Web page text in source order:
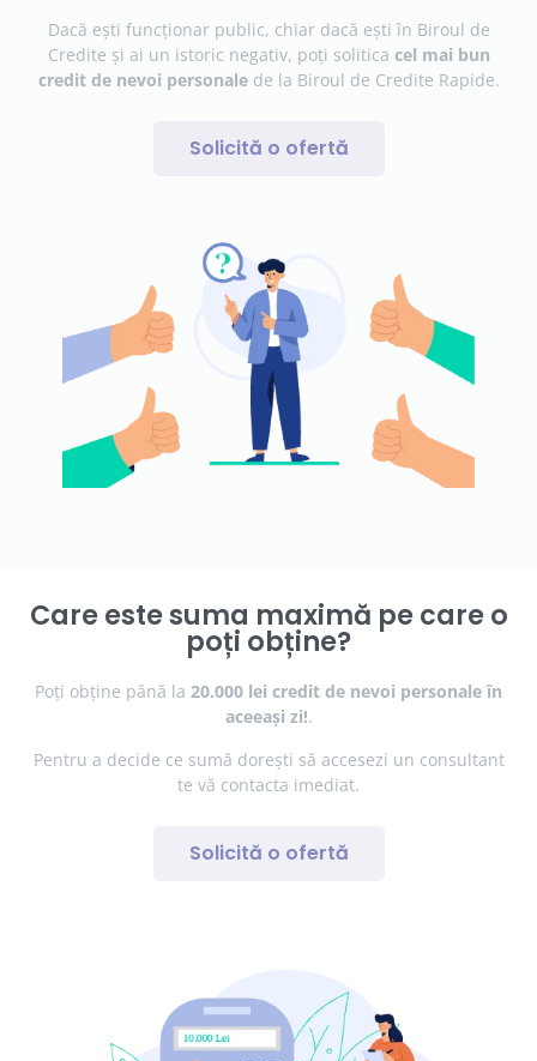
Dacă ești funcționar public, chiar dacă ești în Biroul de
Credite și ai un istoric negativ, poți solitica cel mai bun
credit de nevoi personalede la Biroul de Credite Rapide.
Solicită o ofertă
Care este suma maximă pe care o
poți obține?
Poți obține până la 20.000 lei credit de nevoi personale în
aceeași zi!.
Pentru a decide ce sumă dorești să accesezi un consultant
te vă contacta imediat.
Solicită o ofertă